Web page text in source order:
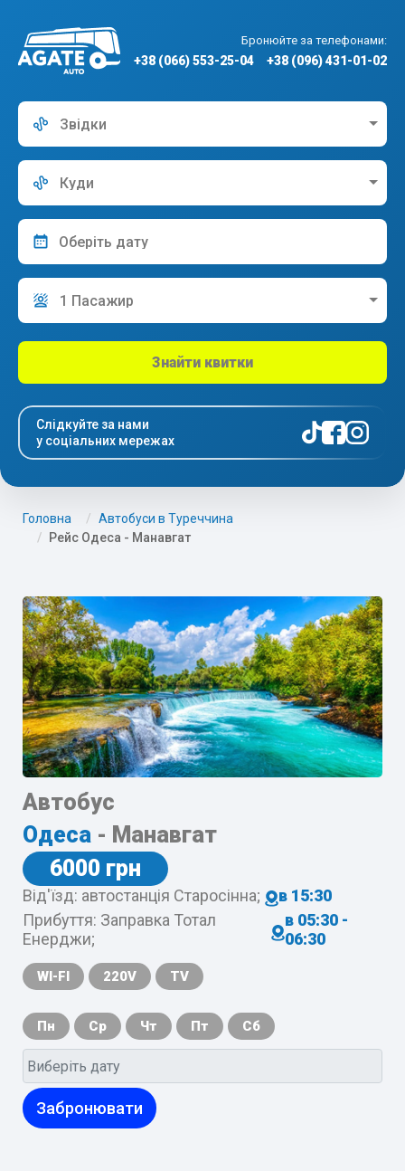
Бронюйте за телефонами:
+38 (066) 553-25-04 +38 (096) 431-01-02
Звідки
Куди
1 Пасажир
Знайти квитки
Слідкуйте за нами
у соціальних мережах
Головна
Автобуси в Туреччина
Рейс Одеса - Манавгат
Автобус
Одеса - Манавгат
6000 грн
Від'їзд: автостанція Старосінна;
в 15:30
Прибуття: Заправка Тотал
Енерджи;
в 05:30 -
06:30
WI-FI 220V TV
Пн Ср Чт Пт Сб
Забронювати